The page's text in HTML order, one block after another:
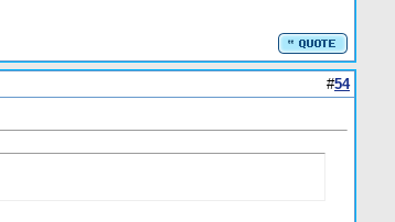
#54